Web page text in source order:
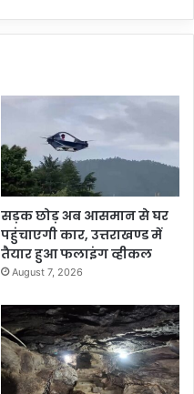
सड़क छोड़ अब आसमान से घर
पहुंचाएगी कार, उत्तराखण्ड में
तैयार हुआ फलाइंग व्हीकल
August 7, 2026